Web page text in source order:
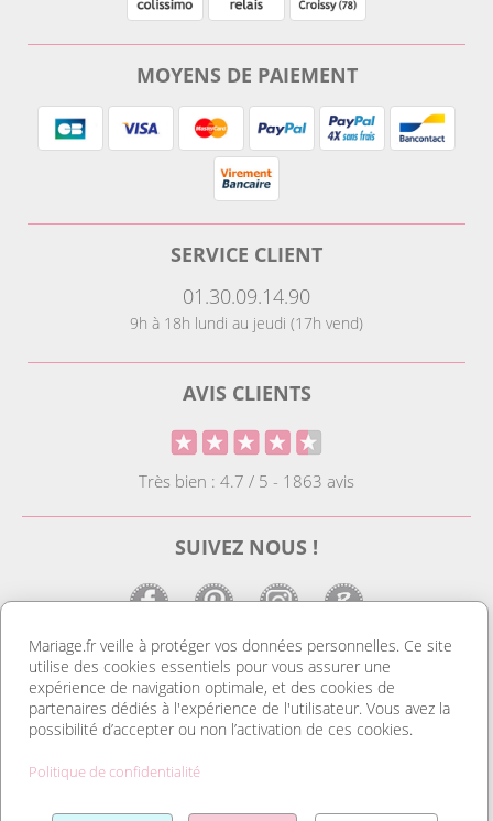
MOYENS DE PAIEMENT
SERVICE CLIENT
01.30.09.14.90
9h à 18h lundi au jeudi (17h vend)
AVIS CLIENTS
Très bien : 4.7 / 5 - 1863 avis
SUIVEZ NOUS !
LE SITE DE LA DECO MARIAGE
Notre site est le spécialiste de la décoration mariage. Vous
trouverez des idées de déco pas cher ainsi que des housses de
marque place et de porte nom. Tout pour réussir une
Lire la suite
Mariage.fr veille à protéger vos données personnelles. Ce site
utilise des cookies essentiels pour vous assurer une
expérience de navigation optimale, et des cookies de
partenaires dédiés à l'expérience de l'utilisateur. Vous avez la
possibilité d’accepter ou non l’activation de ces cookies.
Politique de confidentialité